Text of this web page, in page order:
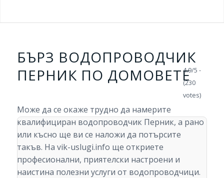
БЪРЗ ВОДОПРОВОДЧИК
ПЕРНИК ПО ДОМОВЕТЕ
Може да се окаже трудно да намерите
квалифициран водопроводчик Перник, а рано
или късно ще ви се наложи да потърсите
такъв. На vik-uslugi.info ще откриете
професионални, приятелски настроени и
наистина полезни услуги от водопроводчици.
4.9/5 -
(230
votes)